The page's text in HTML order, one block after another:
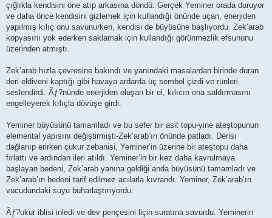
çığlıkla kendisini öne atıp arkasına döndü. Gerçek Yeminer orada duruyor
ve daha önce kendisini gizlemek için kullandığı önünde uçan, enerjiden
yapılmış kılıç onu savunurken, kendisi de büyüsüne başlıyordu. Zek’arab
kopyasını yok ederken saklamak için kullandığı görünmezlik efsununu
üzerinden atmıştı.
Zek’arab hızla çevresine bakındı ve yanındaki masalardan birinde duran
deri eldiveni kaptığı gibi havaya ardarda üç sembol çizdi ve rünleri
seslendirdi. Ãƒ?nünde enerjiden oluşan bir el, kılıcın ona saldırmasını
engelleyerek kılıçla dövüşe girdi.
Yeminer büyüsünü tamamladı ve bu sefer bir asit topu-yine ateştopunun
elemental yapısını değiştirmişti-Zek’arab’ın önünde patladı. Derisi
dağlanıp erirken çukur zebanisi, Yeminer’in üzerine bir ateştopu daha
fırlattı ve ardından ileri atıldı. Yeminer’in bir kez daha kavrulmaya
başlayan bedeni, Zek’arab yanına geldiği anda büyüsünü tamamladı ve
Zek’arab’ın bedeni tarif edilmez acılarla kıvrandı. Yeminer, Zek’arab’ın
vücudundaki suyu buharlaştırıyordu.
Ãƒ?ukur iblisi inledi ve dev pençesini liçin suratına savurdu. Yeminerin